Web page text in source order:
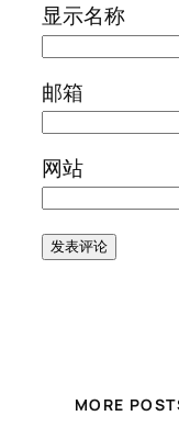
显示名称
邮箱
网站
MORE